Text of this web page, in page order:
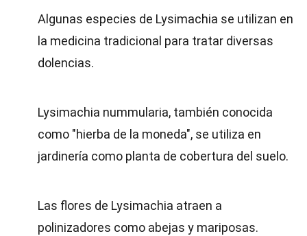
Algunas especies de Lysimachia se utilizan en
la medicina tradicional para tratar diversas
dolencias.
Lysimachia nummularia, también conocida
como "hierba de la moneda", se utiliza en
jardinería como planta de cobertura del suelo.
Las flores de Lysimachia atraen a
polinizadores como abejas y mariposas.